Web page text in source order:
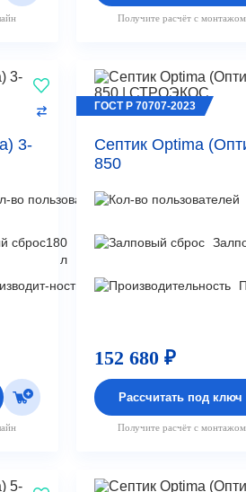
Получите расчёт с
3-
во пользователей
3
сброс180
л
ность
0,5
Септик Optima
850
ГОСТ Р 70707-2023
152 680 ₽
Рассчитать под ключ
Получите расчёт с